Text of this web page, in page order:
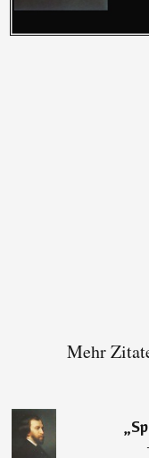
Mehr
„